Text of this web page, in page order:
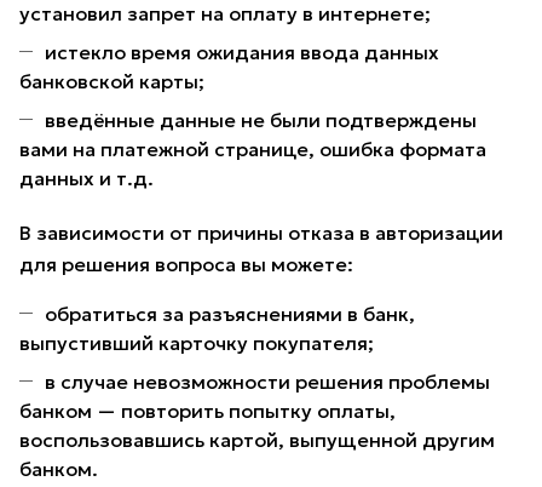
установил запрет на оплату в интернете;
истекло время ожидания ввода данных
банковской карты;
введённые данные не были подтверждены
вами на платежной странице, ошибка формата
данных и т.д.
В зависимости от причины отказа в авторизации
для решения вопроса вы можете:
обратиться за разъяснениями в банк,
выпустивший карточку покупателя;
в случае невозможности решения проблемы
банком — повторить попытку оплаты,
воспользовавшись картой, выпущенной другим
банком.